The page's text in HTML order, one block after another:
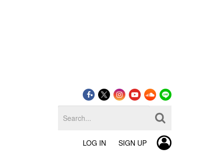
LOG IN SIGN UP